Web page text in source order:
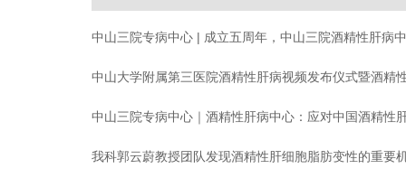
中山三院专病中心 | 成立五周年，中山三院酒精性肝病
我科郭云蔚教授团队发现酒精性肝细胞脂肪变性的重要